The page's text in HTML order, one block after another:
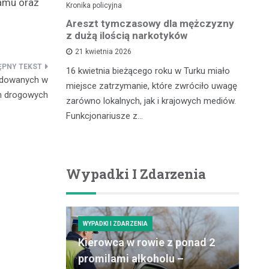
oraz
w
drogowych
co
Kronika policyjna
Areszt tymczasowy dla mężczyzny
z dużą ilością narkotyków
21 kwietnia 2026
16 kwietnia bieżącego roku w Turku miało
miejsce zatrzymanie, które zwróciło uwagę
zarówno lokalnych, jak i krajowych mediów.
Funkcjonariusze z…
Wypadki I Zdarzenia
WYPADKI I ZDARZENIA
Kierowca w rowie z ponad 2
promilami alkoholu –